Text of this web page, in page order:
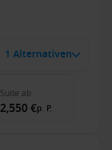
1 Alternativen
Suite ab
2,550 €p. P.